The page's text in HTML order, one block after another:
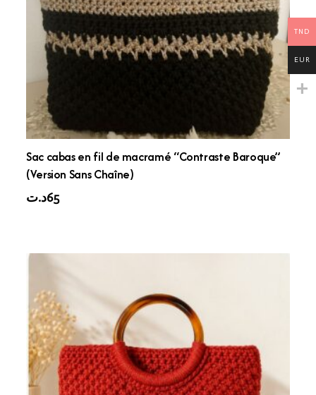
Sac cabas en fil de macramé “Contraste Baroque”
(Version Sans Chaîne)
65د.ت
TND
EUR